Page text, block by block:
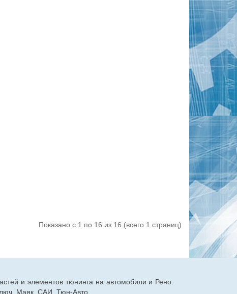
Показано с 1 по 16 из 16 (всего 1 страниц)
и элементов тюнинга на автомобили и Рено.
Маяк, САИ, Тюн-Авто.